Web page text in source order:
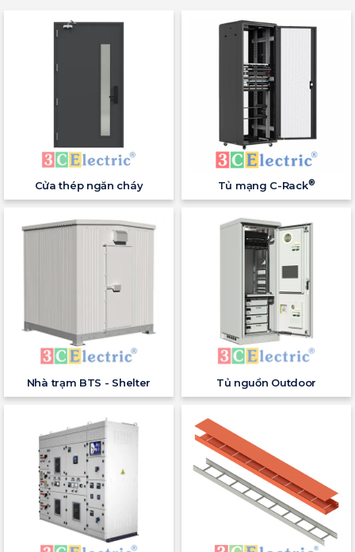
Cửa thép ngăn cháy Tủ mạng C-Rack®
Nhà trạm BTS - Shelter Tủ nguồn Outdoor